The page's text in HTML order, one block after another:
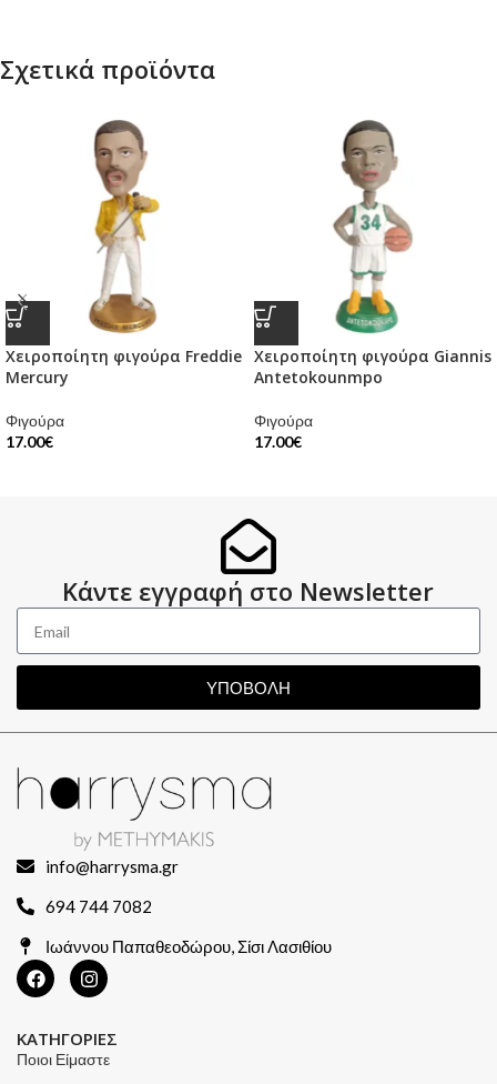
Σχετικά προϊόντα
Χειροποίητη φιγούρα Freddie
Mercury
Φιγούρα
17.00€
Χειροποίητη φιγούρα Giannis
Antetokounmpo
Φιγούρα
17.00€
Κάντε εγγραφή στο Newsletter
ΥΠΟΒΟΛΗ
info@harrysma.gr
694 744 7082
Ιωάννου Παπαθεοδώρου, Σίσι Λασιθίου
ΚΑΤΗΓΟΡΙΕΣ
Ποιοι Είμαστε